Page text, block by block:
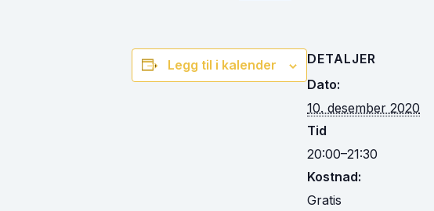
Legg til i kalender
DETALJER
Dato:
10. desember 2020
Tid
20:00–21:30
Kostnad:
Gratis